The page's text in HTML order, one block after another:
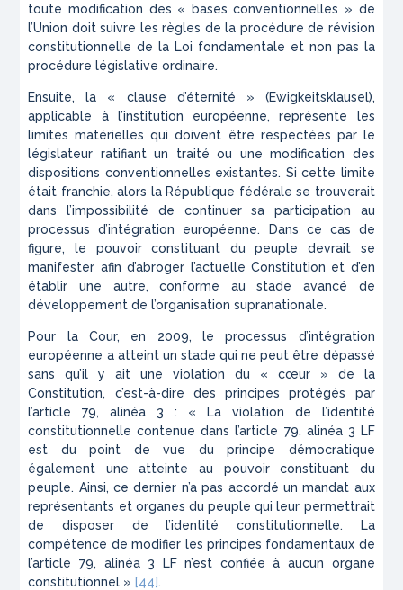
toute modification des « bases conventionnelles » de
l’Union doit suivre les règles de la procédure de révision
constitutionnelle de la Loi fondamentale et non pas la
procédure législative ordinaire.
Ensuite, la « clause d’éternité » (Ewigkeitsklausel),
applicable à l’institution européenne, représente les
limites matérielles qui doivent être respectées par le
législateur ratifiant un traité ou une modification des
dispositions conventionnelles existantes. Si cette limite
était franchie, alors la République fédérale se trouverait
dans l’impossibilité de continuer sa participation au
processus d’intégration européenne. Dans ce cas de
figure, le pouvoir constituant du peuple devrait se
manifester afin d’abroger l’actuelle Constitution et d’en
établir une autre, conforme au stade avancé de
développement de l’organisation supranationale.
Pour la Cour, en 2009, le processus d’intégration
européenne a atteint un stade qui ne peut être dépassé
sans qu’il y ait une violation du « cœur » de la
Constitution, c’est-à-dire des principes protégés par
l’article 79, alinéa 3 : « La violation de l’identité
constitutionnelle contenue dans l’article 79, alinéa 3 LF
est du point de vue du principe démocratique
également une atteinte au pouvoir constituant du
peuple. Ainsi, ce dernier n’a pas accordé un mandat aux
représentants et organes du peuple qui leur permettrait
de disposer de l’identité constitutionnelle. La
compétence de modifier les principes fondamentaux de
l’article 79, alinéa 3 LF n’est confiée à aucun organe
constitutionnel » [44].